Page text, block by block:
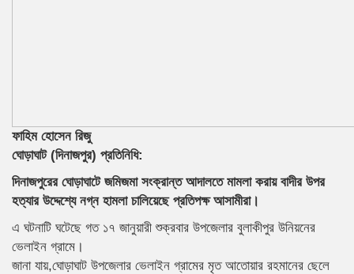
ফাহিম হোসেন রিজু
ঘোড়াঘাট (দিনাজপুর) প্রতিনিধি:
দিনাজপুরের ঘোড়াঘাটে জমিজমা সংক্রান্ত আদালতে মামলা করায় বাদীর উপর
হত্যার উদ্দেশ্যে নগ্ন হামলা চালিয়েছে প্রতিপক্ষ আসামীরা।
এ ঘটনাটি ঘটেছে গত ১৭ জানুয়ারী শুক্রবার উপজেলার বুলাকীপুর উনিয়নের
ভেলাইন গ্রামে।
জানা যায়,ঘোড়াঘাট উপজেলার ভেলাইন গ্রামের মৃত আতোয়ার রহমানের ছেলে